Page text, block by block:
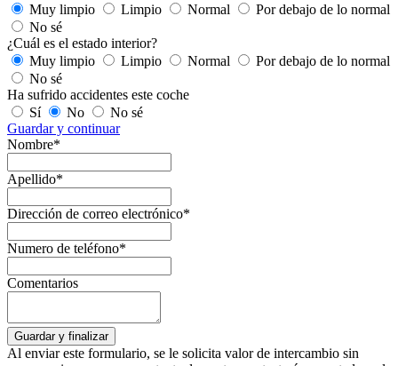
Muy limpio
Limpio Normal
Por debajo de lo normal
No sé
¿Cuál es el estado interior?
Muy limpio
Limpio Normal
Por debajo de lo normal
No sé
Ha sufrido accidentes este coche
Sí
No
No sé
Guardar y continuar
Nombre*
Apellido*
Dirección de correo electrónico*
Numero de teléfono*
Comentarios
Al enviar este formulario, se le solicita valor de intercambio sin